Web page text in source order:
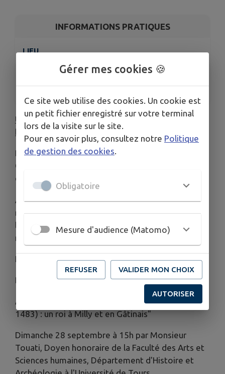
INFORMATIONS PRATIQUES
LIEU
Du sam. 13 sept. au dim. 12 oct.
Une Halle pour un royaume – Louis XI, roi
bâtisseur
Du 13 septembre au 12 octobre 2025, l’Espace
Culturel Paul Bédu vous invite à découvrir le règne
de Louis XI, un roi très présent en Gâtinais !
À travers l’exposition "Une Halle pour un
royaume", explorez le rôle de Louis XI dans
l’histoire locale et son héritage architectural,
notamment à Milly-la-Forêt.
Espace Culturel Paul Bédu – 8 bis, rue Farnault
Du mercredi au dimanche, de 14h à 18h
À ne pas manquer :
Conférence "Louis XI (1423–
1483) : un roi à Milly et en Gâtinais"
Dimanche 28 septembre à 15h par Monsieur
Touati, Doyen honoraire de la Faculté des Arts et
Sciences humaines, Département d'Histoire et
Gérer mes cookies 🍪
Ce site web utilise des cookies. Un cookie est
un petit fichier enregistré sur votre terminal
lors de la visite sur le site.
Pour en savoir plus, consultez notre Politique
de gestion des cookies.
Obligatoire
Mesure d'audience (Matomo)
REFUSER VALIDER MON CHOIX
AUTORISER